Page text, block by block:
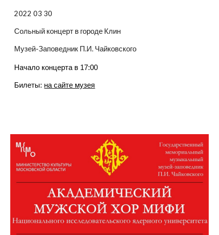
2022 03 30
Сольный концерт в городе Клин
Музей-Заповедник П.И. Чайковского
Начало концерта в 17:00
Билеты: на сайте музея